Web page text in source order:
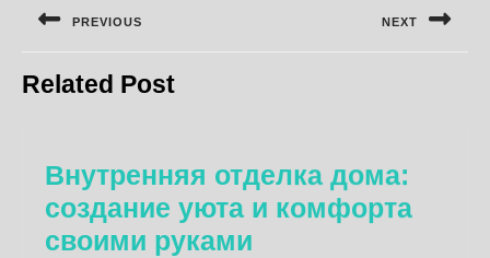
по
PREVIOUS
запись:
NEXT
Related Post
Внутренняя отделка дома:
создание уюта и комфорта
своими руками